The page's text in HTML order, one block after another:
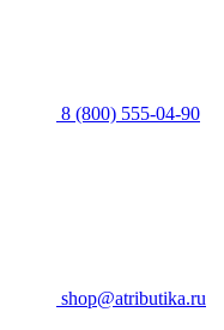
8 (800) 555-04-90
shop@atributika.ru